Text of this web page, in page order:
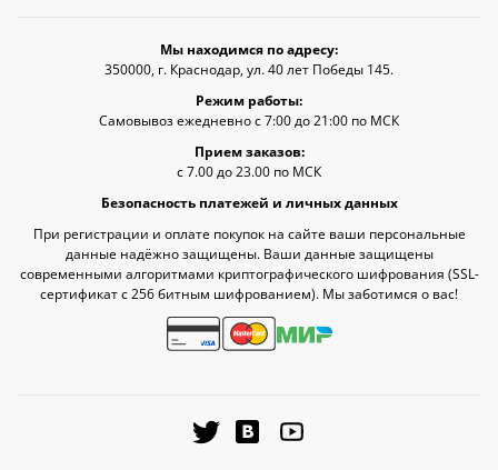
Мы находимся по адресу:
350000, г. Краснодар, ул. 40 лет Победы 145.
Режим работы:
Самовывоз ежедневно с 7:00 до 21:00 по МСК
Прием заказов:
с 7.00 до 23.00 по МСК
Безопасность платежей и личных данных
При регистрации и оплате покупок на сайте ваши персональные
данные надёжно защищены. Ваши данные защищены
современными алгоритмами криптографического шифрования (SSL-
сертификат c 256 битным шифрованием). Мы заботимся о вас!